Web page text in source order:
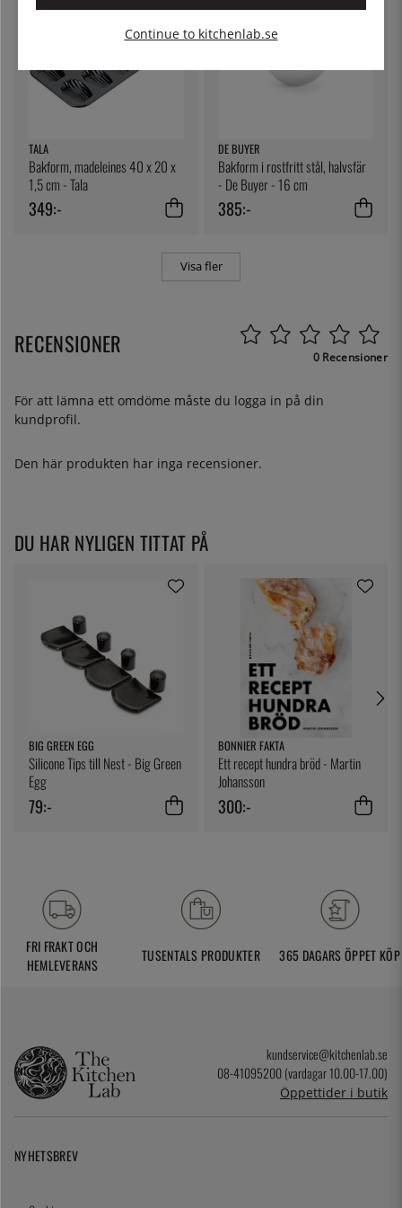
TALA
Bakform, madeleines 40 x 20 x
1,5 cm - Tala
349:-
DE BUYER
Bakform i rostfritt stål, halvsfär
- De Buyer - 16 cm
385:-
Visa fler
RECENSIONER 0 Recensioner
För att lämna ett omdöme måste du logga in på din
kundprofil.
Den här produkten har inga recensioner.
DU HAR NYLIGEN TITTAT PÅ
BIG GREEN EGG
Silicone Tips till Nest - Big Green
Egg
79:-
BONNIER FAKTA
Ett recept hundra bröd - Martin
Johansson
300:-
FRI FRAKT OCH
HEMLEVERANS
TUSENTALS PRODUKTER 365 DAGARS ÖPPET KÖP
kundservice@kitchenlab.se
08-41095200 (vardagar 10.00-17.00)
Öppettider i butik
NYHETSBREV
Continue to kitchenlab.se